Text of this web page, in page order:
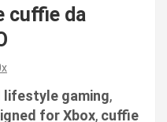
cuffie da
lifestyle gaming,
for Xbox, cuffie